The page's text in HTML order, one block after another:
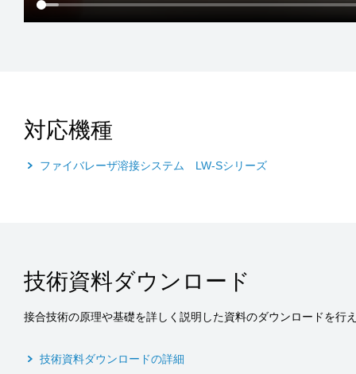
対応機種
ファイバレーザ溶接システム LW-Sシリーズ
技術資料ダウンロード
接合技術の原理や基礎を詳しく説明した資料のダウンロードを行
技術資料ダウンロードの詳細